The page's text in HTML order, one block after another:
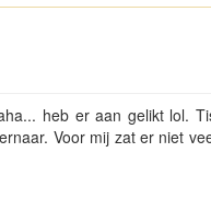
heb er aan gelikt lol.
Voor mij zat er niet